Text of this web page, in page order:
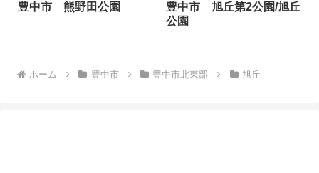
豊中市 熊野田公園
豊中市 旭丘第2公園/旭丘
公園
ホーム 豊中市 豊中市北東部 旭丘